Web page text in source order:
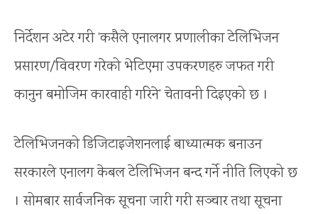
निर्देशन अटेर गरी ‘कसैले एनालगर प्रणालीका टेलिभिजन
प्रसारण/विवरण गरेको भेटिएमा उपकरणहरु जफत गरी
कानुन बमोजिम कारवाही गरिने’ चेतावनी दिइएको छ ।
टेलिभिजनको डिजिटाइजेशनलाई बाध्यात्मक बनाउन
सरकारले एनालग केबल टेलिभिजन बन्द गर्ने नीति लिएको छ
। सोमबार सार्वजनिक सूचना जारी गरी सञ्चार तथा सूचना